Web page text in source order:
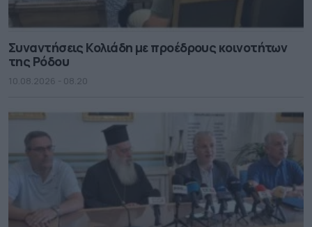
Συναντήσεις Κολιάδη με προέδρους κοινοτήτων
της Ρόδου
10.08.2026 - 08.20